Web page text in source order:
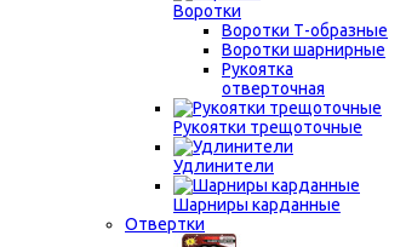
Воротки
Воротки Т-образные
Воротки шарнирные
Рукоятка
отверточная
Рукоятки трещоточные
Удлинители
Шарниры карданные
Отвертки